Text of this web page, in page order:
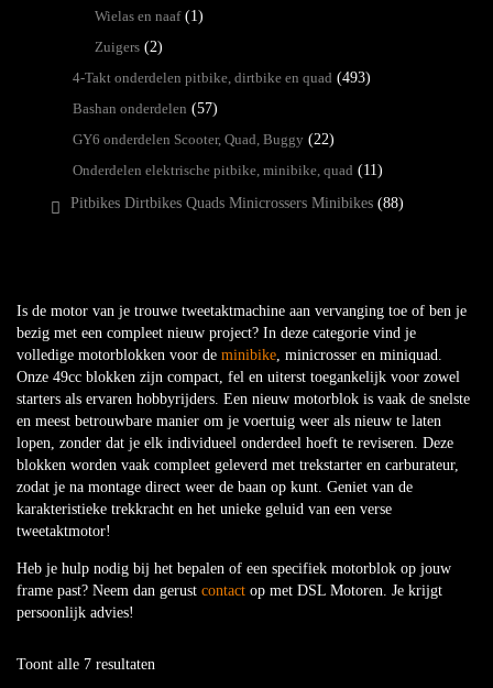
Is de motor van je trouwe tweetaktmachine aan vervanging toe of ben je
bezig met een compleet nieuw project? In deze categorie vind je
volledige motorblokken voor de minibike, minicrosser en miniquad.
Onze 49cc blokken zijn compact, fel en uiterst toegankelijk voor zowel
starters als ervaren hobbyrijders. Een nieuw motorblok is vaak de snelste
en meest betrouwbare manier om je voertuig weer als nieuw te laten
lopen, zonder dat je elk individueel onderdeel hoeft te reviseren. Deze
blokken worden vaak compleet geleverd met trekstarter en carburateur,
zodat je na montage direct weer de baan op kunt. Geniet van de
karakteristieke trekkracht en het unieke geluid van een verse
tweetaktmotor!
Heb je hulp nodig bij het bepalen of een specifiek motorblok op jouw
frame past? Neem dan gerust contact op met DSL Motoren. Je krijgt
persoonlijk advies!
Toont alle 7 resultaten
Wielas en naaf (1)
Zuigers (2)
4-Takt onderdelen pitbike, dirtbike en quad (493)
Bashan onderdelen (57)
GY6 onderdelen Scooter, Quad, Buggy (22)
Onderdelen elektrische pitbike, minibike, quad (11)
Pitbikes Dirtbikes Quads Minicrossers Minibikes (88)